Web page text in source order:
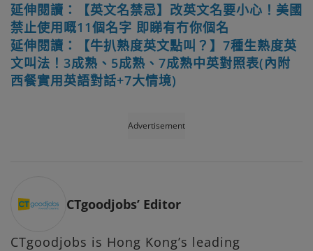
延伸閱讀：【英文名禁忌】改英文名要小心！美國
禁止使用嘅11個名字 即睇有冇你個名
延伸閱讀：【牛扒熟度英文點叫？】7種生熟度英
文叫法！3成熟、5成熟、7成熟中英對照表(內附
西餐實用英語對話+7大情境)
Advertisement
CTgoodjobs’ Editor
CTgoodjobs is Hong Kong’s leading